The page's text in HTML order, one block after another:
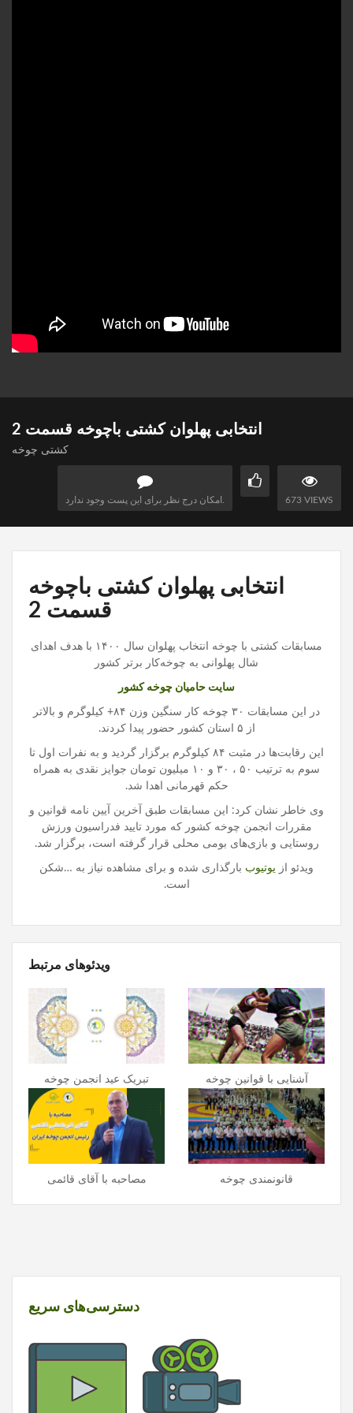
انتخابی پهلوان کشتی باچوخه قسمت 2
کشتی چوخه
673 VIEWS
انتخابی پهلوان کشتی باچوخه
قسمت 2
مسابقات کشتی با چوخه انتخاب پهلوان سال ۱۴۰۰ با هدف اهدای
شال پهلوانی به چوخه‌کار برتر کشور
سایت حامیان چوخه کشور
در این مسابقات ۳۰ چوخه کار سنگین وزن ۸۴+ کیلوگرم و بالاتر
از ۵ استان کشور حضور پیدا کردند.
این رقابت‌ها در مثبت ۸۴ کیلوگرم برگزار گردید و به نفرات اول تا
سوم به ترتیب ۵۰ ، ۳۰ و ۱۰ میلیون تومان جوایز نقدی به همراه
حکم قهرمانی اهدا شد.
وی خاطر نشان کرد: این مسابقات طبق آخرین آیین نامه قوانین و
مقررات انجمن چوخه کشور که مورد تایید فدراسیون ورزش
روستایی و بازی‌های بومی محلی قرار گرفته است، برگزار شد.
ویدئو از یوتیوب بارگذاری شده و برای مشاهده نیاز به …شکن
است.
ویدئوهای مرتبط
تبریک عید انجمن چوخه آشنایی با قوانین چوخه
مصاحبه با آقای قائمی قانونمندی چوخه
دسترسی‌های سریع